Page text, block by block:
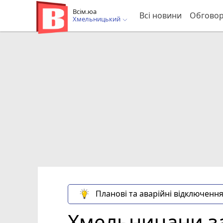
Всім.юа
Хмельницький
Всі новини
Планові та аварійні